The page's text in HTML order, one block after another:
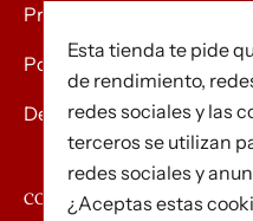
Privacidad
Política de Cookies
Devolución de
CONTACTO
Esta tienda te pide
de rendimiento,
redes sociales y las
terceros se utilizan
redes sociales y
¿Aceptas estas